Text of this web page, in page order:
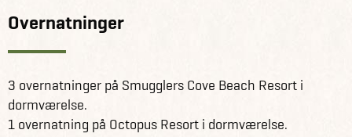
Overnatninger
3 overnatninger på Smugglers Cove Beach Resort i
dormværelse.
1 overnatning på Octopus Resort i dormværelse.